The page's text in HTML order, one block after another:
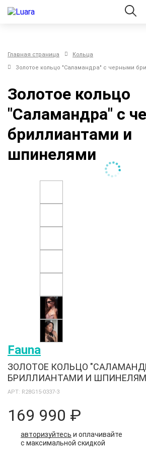
Главная страница
Кольца
Золотое кольцо "Саламандра" с черными
Золотое кольцо
"Саламандра" с
бриллиантами и
шпинелями
Fauna
ЗОЛОТОЕ КОЛЬЦО
БРИЛЛИАНТАМИ И ШПИНЕЛЯМИ
АРТ: R28G15-0337-3
169 990 ₽
авторизуйтесь и оплачивайте
с максимальной скидкой